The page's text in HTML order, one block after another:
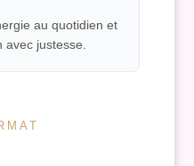
au quotidien et
avec justesse.